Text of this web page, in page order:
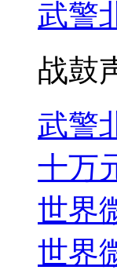
武警
战鼓
武警
十万
世界
世界